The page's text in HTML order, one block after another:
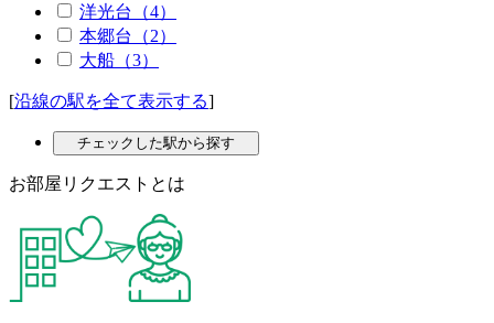
洋光台（4）
本郷台（2）
大船（3）
[沿線の駅を全て表示する]
チェックした駅から探す
お部屋リクエストとは